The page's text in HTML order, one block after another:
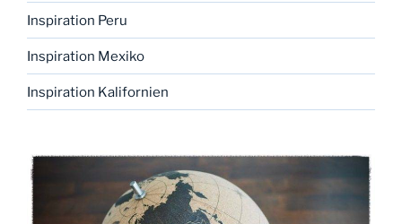
Inspiration Peru
Inspiration Mexiko
Inspiration Kalifornien